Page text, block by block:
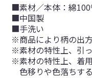
■素材／本体：綿
■中国製
■手洗い
※商品により柄の出
※素材の特性上、引
※素材の特性上、着
色移りや色落ちす